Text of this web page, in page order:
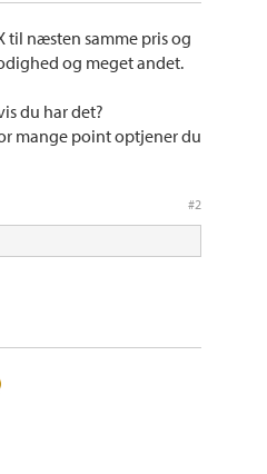
til næsten samme pris og
og meget andet.
du har det?
mange point optjener du
#2